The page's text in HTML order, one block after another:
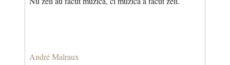
André Malraux